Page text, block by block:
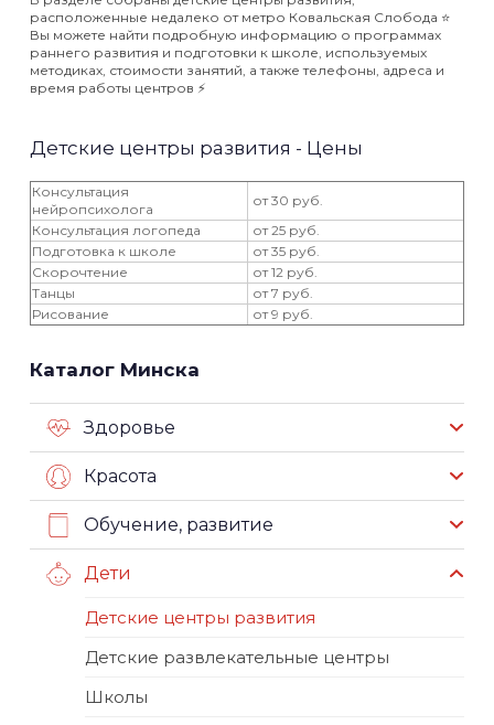
расположенные недалеко от метро Ковальская Слобода ⭐️
Вы можете найти подробную информацию о программах
раннего развития и подготовки к школе, используемых
методиках, стоимости занятий, а также телефоны, адреса и
время работы центров ⚡️
Детские центры развития - Цены
Консультация
нейропсихолога
от 30 руб.
Консультация логопеда
от 25 руб.
Подготовка к школе
от 35 руб.
Скорочтение
от 12 руб.
Танцы
от 7 руб.
Рисование
от 9 руб.
Каталог Минска
Здоровье
Красота
Обучение, развитие
Дети
Детские центры развития
Детские развлекательные центры
Школы